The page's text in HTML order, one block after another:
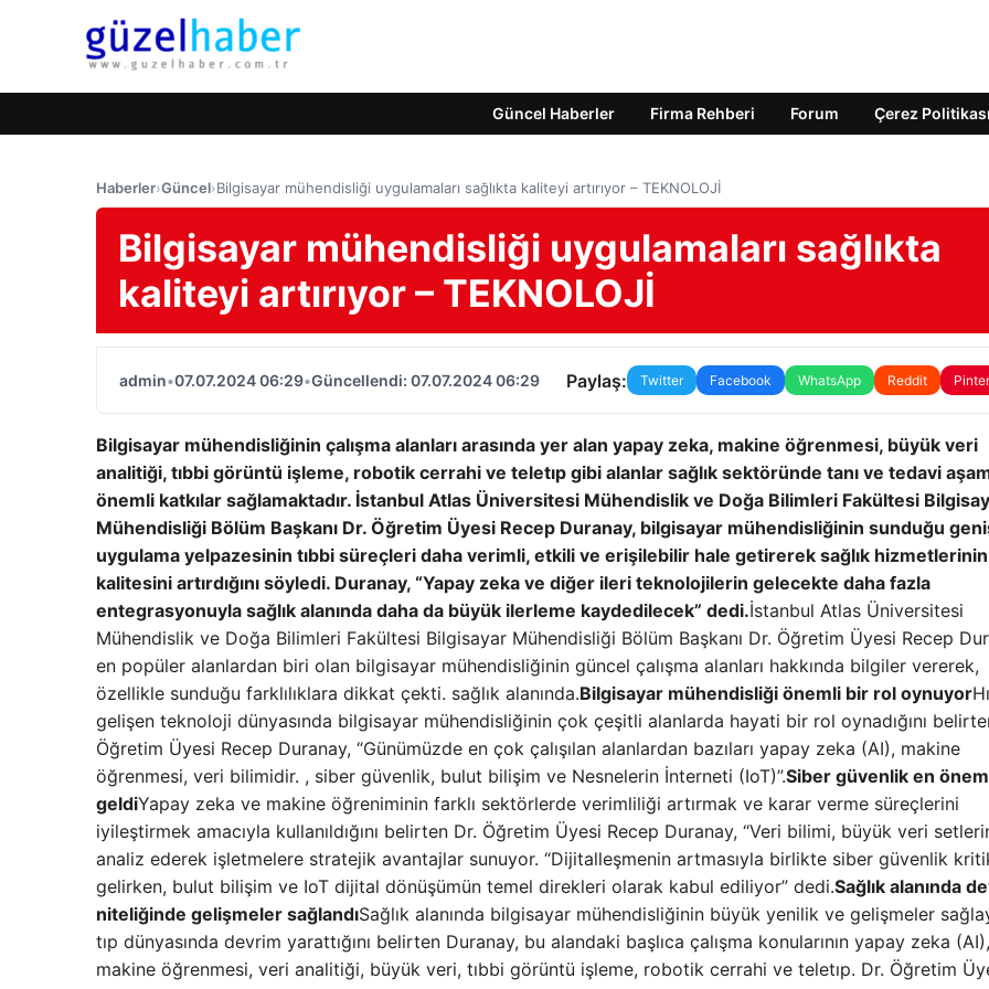
Güncel Haberler Firma Rehberi Forum Çerez Politikası
Haberler›Güncel›Bilgisayar mühendisliği uygulamaları sağlıkta kaliteyi artırıyor – TEKNOLOJİ
Bilgisayar mühendisliği uygulamaları sağlıkta
kaliteyi artırıyor – TEKNOLOJİ
admin•07.07.2024 06:29•Güncellendi: 07.07.2024 06:29 Paylaş: Twitter Facebook WhatsApp Reddit
Bilgisayar mühendisliğinin çalışma alanları arasında yer alan yapay zeka, makine öğrenmesi, büyük veri
analitiği, tıbbi görüntü işleme, robotik cerrahi ve teletıp gibi alanlar sağlık sektöründe tanı ve tedavi
önemli katkılar sağlamaktadır. İstanbul Atlas Üniversitesi Mühendislik ve Doğa Bilimleri Fakültesi
Mühendisliği Bölüm Başkanı Dr. Öğretim Üyesi Recep Duranay, bilgisayar mühendisliğinin sunduğu
uygulama yelpazesinin tıbbi süreçleri daha verimli, etkili ve erişilebilir hale getirerek sağlık hizmetlerinin
kalitesini artırdığını söyledi. Duranay, “Yapay zeka ve diğer ileri teknolojilerin gelecekte daha fazla
entegrasyonuyla sağlık alanında daha da büyük ilerleme kaydedilecek” dedi.İstanbul Atlas Üniversitesi
Mühendislik ve Doğa Bilimleri Fakültesi Bilgisayar Mühendisliği Bölüm Başkanı Dr. Öğretim Üyesi Recep
en popüler alanlardan biri olan bilgisayar mühendisliğinin güncel çalışma alanları hakkında bilgiler vererek,
özellikle sunduğu farklılıklara dikkat çekti. sağlık alanında.Bilgisayar mühendisliği önemli bir rol oynuyor
gelişen teknoloji dünyasında bilgisayar mühendisliğinin çok çeşitli alanlarda hayati bir rol oynadığını
Öğretim Üyesi Recep Duranay, “Günümüzde en çok çalışılan alanlardan bazıları yapay zeka (AI), makine
öğrenmesi, veri bilimidir. , siber güvenlik, bulut bilişim ve Nesnelerin İnterneti (IoT)”.Siber güvenlik en
geldiYapay zeka ve makine öğreniminin farklı sektörlerde verimliliği artırmak ve karar verme süreçlerini
iyileştirmek amacıyla kullanıldığını belirten Dr. Öğretim Üyesi Recep Duranay, “Veri bilimi, büyük veri
analiz ederek işletmelere stratejik avantajlar sunuyor. “Dijitalleşmenin artmasıyla birlikte siber güvenlik
gelirken, bulut bilişim ve IoT dijital dönüşümün temel direkleri olarak kabul ediliyor” dedi.Sağlık alanında
niteliğinde gelişmeler sağlandıSağlık alanında bilgisayar mühendisliğinin büyük yenilik ve gelişmeler
tıp dünyasında devrim yarattığını belirten Duranay, bu alandaki başlıca çalışma konularının yapay zeka (AI),
makine öğrenmesi, veri analitiği, büyük veri, tıbbi görüntü işleme, robotik cerrahi ve teletıp. Dr. Öğretim